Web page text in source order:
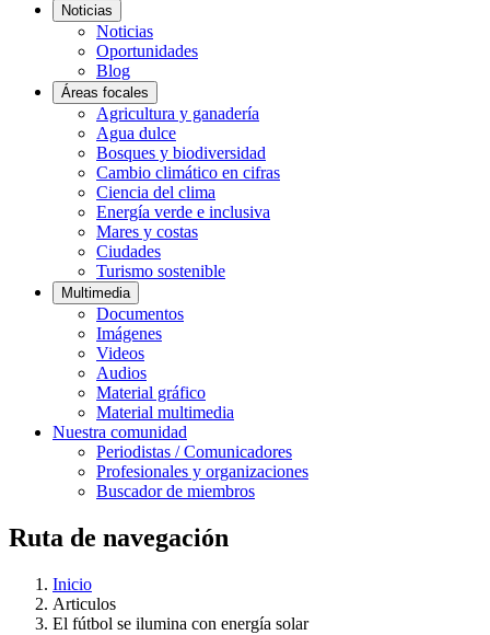
Noticias
Noticias
Oportunidades
Blog
Áreas focales
Agricultura y ganadería
Agua dulce
Bosques y biodiversidad
Cambio climático en cifras
Ciencia del clima
Energía verde e inclusiva
Mares y costas
Ciudades
Turismo sostenible
Multimedia
Documentos
Imágenes
Videos
Audios
Material gráfico
Material multimedia
Nuestra comunidad
Periodistas / Comunicadores
Profesionales y organizaciones
Buscador de miembros
Ruta de navegación
Inicio
Articulos
El fútbol se ilumina con energía solar